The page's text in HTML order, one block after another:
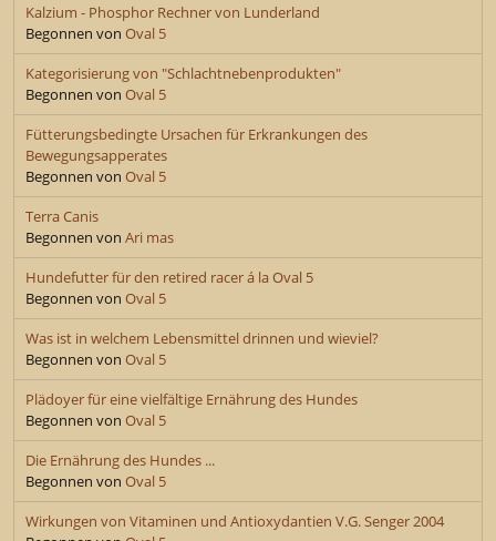
Kalzium - Phosphor Rechner von Lunderland
Begonnen von Oval 5
Kategorisierung von "Schlachtnebenprodukten"
Begonnen von Oval 5
Fütterungsbedingte Ursachen für Erkrankungen des
Bewegungsapperates
Begonnen von Oval 5
Terra Canis
Begonnen von Ari mas
Hundefutter für den retired racer á la Oval 5
Begonnen von Oval 5
Was ist in welchem Lebensmittel drinnen und wieviel?
Begonnen von Oval 5
Plädoyer für eine vielfältige Ernährung des Hundes
Begonnen von Oval 5
Die Ernährung des Hundes ...
Begonnen von Oval 5
Wirkungen von Vitaminen und Antioxydantien V.G. Senger 2004